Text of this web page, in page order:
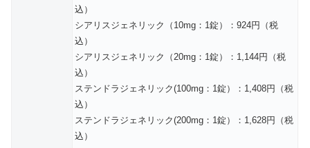
込）
シアリスジェネリック（10mg：1錠）：924円（税
込）
シアリスジェネリック（20mg：1錠）：1,144円（税
込）
ステンドラジェネリック(100mg：1錠）：1,408円（税
込）
ステンドラジェネリック(200mg：1錠）：1,628円（税
込）